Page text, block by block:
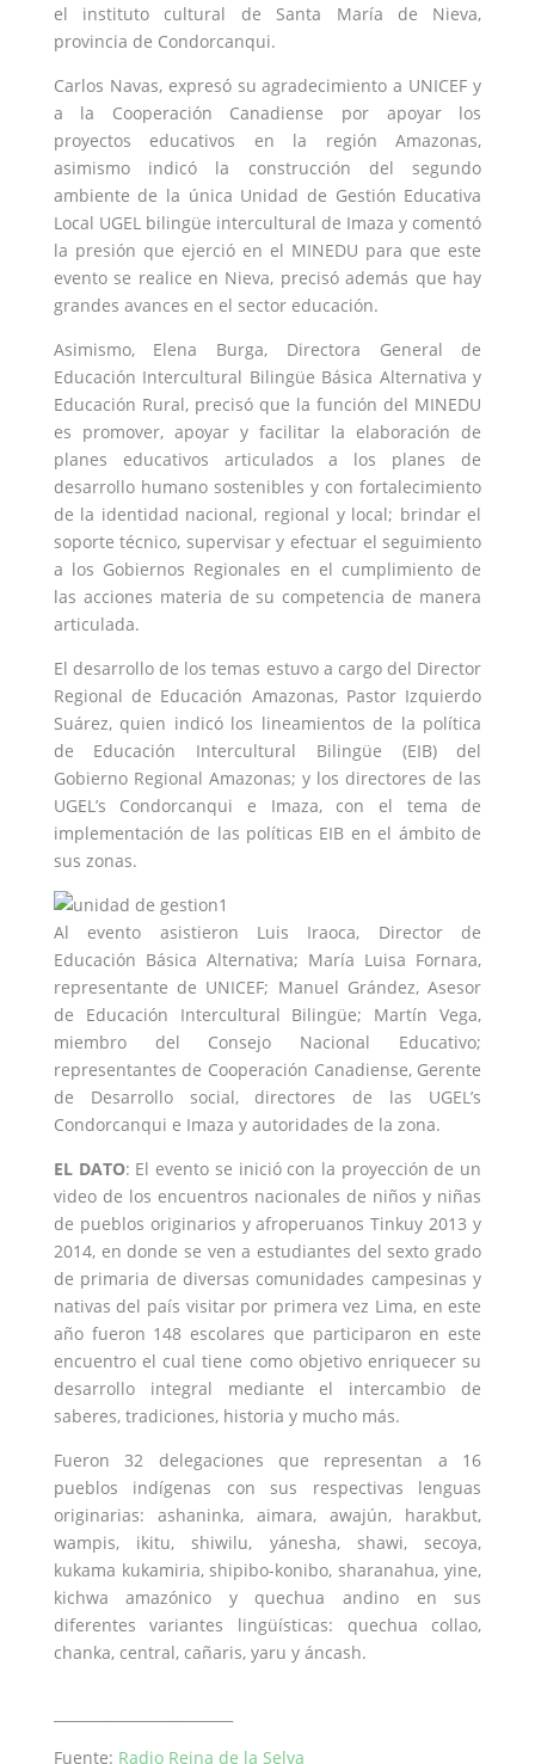
el instituto cultural de Santa María de Nieva,
provincia de Condorcanqui.
Carlos Navas, expresó su agradecimiento a UNICEF y
a la Cooperación Canadiense por apoyar los
proyectos educativos en la región Amazonas,
asimismo indicó la construcción del segundo
ambiente de la única Unidad de Gestión Educativa
Local UGEL bilingüe intercultural de Imaza y comentó
la presión que ejerció en el MINEDU para que este
evento se realice en Nieva, precisó además que hay
grandes avances en el sector educación.
Asimismo, Elena Burga, Directora General de
Educación Intercultural Bilingüe Básica Alternativa y
Educación Rural, precisó que la función del MINEDU
es promover, apoyar y facilitar la elaboración de
planes educativos articulados a los planes de
desarrollo humano sostenibles y con fortalecimiento
de la identidad nacional, regional y local; brindar el
soporte técnico, supervisar y efectuar el seguimiento
a los Gobiernos Regionales en el cumplimiento de
las acciones materia de su competencia de manera
articulada.
El desarrollo de los temas estuvo a cargo del Director
Regional de Educación Amazonas, Pastor Izquierdo
Suárez, quien indicó los lineamientos de la política
de Educación Intercultural Bilingüe (EIB) del
Gobierno Regional Amazonas; y los directores de las
UGEL’s Condorcanqui e Imaza, con el tema de
implementación de las políticas EIB en el ámbito de
sus zonas.
Al evento asistieron Luis Iraoca, Director de
Educación Básica Alternativa; María Luisa Fornara,
representante de UNICEF; Manuel Grández, Asesor
de Educación Intercultural Bilingüe; Martín Vega,
miembro del Consejo Nacional Educativo;
representantes de Cooperación Canadiense, Gerente
de Desarrollo social, directores de las UGEL’s
Condorcanqui e Imaza y autoridades de la zona.
EL DATO: El evento se inició con la proyección de un
video de los encuentros nacionales de niños y niñas
de pueblos originarios y afroperuanos Tinkuy 2013 y
2014, en donde se ven a estudiantes del sexto grado
de primaria de diversas comunidades campesinas y
nativas del país visitar por primera vez Lima, en este
año fueron 148 escolares que participaron en este
encuentro el cual tiene como objetivo enriquecer su
desarrollo integral mediante el intercambio de
saberes, tradiciones, historia y mucho más.
Fueron 32 delegaciones que representan a 16
pueblos indígenas con sus respectivas lenguas
originarias: ashaninka, aimara, awajún, harakbut,
wampis, ikitu, shiwilu, yánesha, shawi, secoya,
kukama kukamiria, shipibo-konibo, sharanahua, yine,
kichwa amazónico y quechua andino en sus
diferentes variantes lingüísticas: quechua collao,
chanka, central, cañaris, yaru y áncash.
Fuente: Radio Reina de la Selva